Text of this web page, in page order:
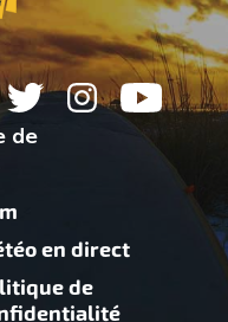
de
en direct
de